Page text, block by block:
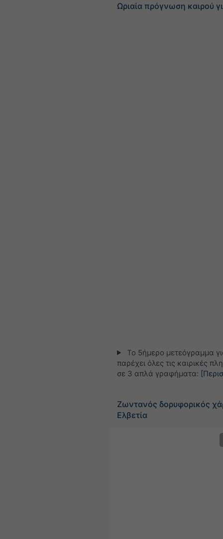
Ωριαία πρόγνωση καιρού
Το 5ήμερο μετεόγραμμα
παρέχει όλες τις καιρικές
σε 3 απλά γραφήματα:
Ζωντανός δορυφορικός
Ελβετία